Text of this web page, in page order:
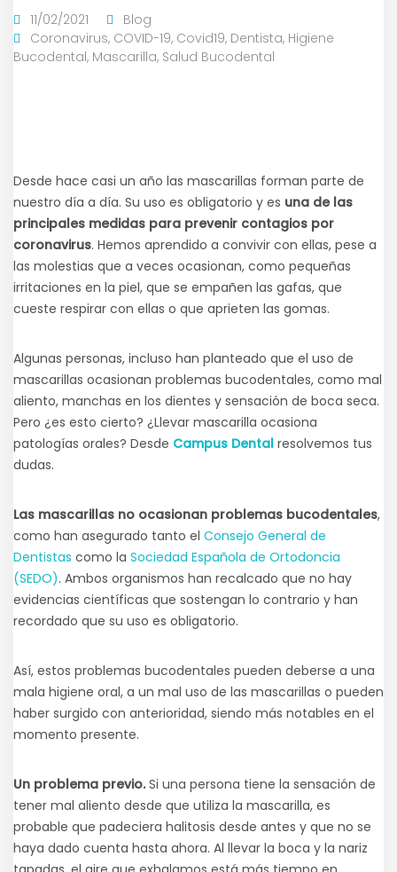
11/02/2021
Blog
Coronavirus, COVID-19, Covid19, Dentista, Higiene
Bucodental, Mascarilla, Salud Bucodental
Desde hace casi un año las mascarillas forman parte de
nuestro día a día. Su uso es obligatorio y es una de las
principales medidas para prevenir contagios por
coronavirus. Hemos aprendido a convivir con ellas, pese a
las molestias que a veces ocasionan, como pequeñas
irritaciones en la piel, que se empañen las gafas, que
cueste respirar con ellas o que aprieten las gomas.
Algunas personas, incluso han planteado que el uso de
mascarillas ocasionan problemas bucodentales, como mal
aliento, manchas en los dientes y sensación de boca seca.
Pero ¿es esto cierto? ¿Llevar mascarilla ocasiona
patologías orales? Desde Campus Dental resolvemos tus
dudas.
Las mascarillas no ocasionan problemas bucodentales,
como han asegurado tanto el Consejo General de
Dentistas como la Sociedad Española de Ortodoncia
(SEDO). Ambos organismos han recalcado que no hay
evidencias científicas que sostengan lo contrario y han
recordado que su uso es obligatorio.
Así, estos problemas bucodentales pueden deberse a una
mala higiene oral, a un mal uso de las mascarillas o pueden
haber surgido con anterioridad, siendo más notables en el
momento presente.
Un problema previo.Si una persona tiene la sensación de
tener mal aliento desde que utiliza la mascarilla, es
probable que padeciera halitosis desde antes y que no se
haya dado cuenta hasta ahora. Al llevar la boca y la nariz